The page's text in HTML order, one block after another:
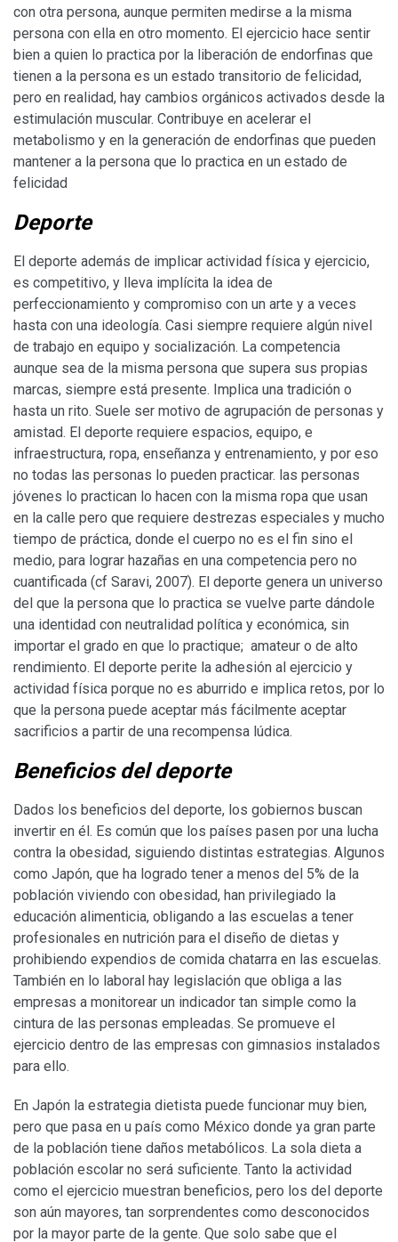
con otra persona, aunque permiten medirse a la misma
persona con ella en otro momento. El ejercicio hace sentir
bien a quien lo practica por la liberación de endorfinas que
tienen a la persona es un estado transitorio de felicidad,
pero en realidad, hay cambios orgánicos activados desde la
estimulación muscular. Contribuye en acelerar el
metabolismo y en la generación de endorfinas que pueden
mantener a la persona que lo practica en un estado de
felicidad
Deporte
El deporte además de implicar actividad física y ejercicio,
es competitivo, y lleva implícita la idea de
perfeccionamiento y compromiso con un arte y a veces
hasta con una ideología. Casi siempre requiere algún nivel
de trabajo en equipo y socialización. La competencia
aunque sea de la misma persona que supera sus propias
marcas, siempre está presente. Implica una tradición o
hasta un rito. Suele ser motivo de agrupación de personas y
amistad. El deporte requiere espacios, equipo, e
infraestructura, ropa, enseñanza y entrenamiento, y por eso
no todas las personas lo pueden practicar. las personas
jóvenes lo practican lo hacen con la misma ropa que usan
en la calle pero que requiere destrezas especiales y mucho
tiempo de práctica, donde el cuerpo no es el fin sino el
medio, para lograr hazañas en una competencia pero no
cuantificada (cf Saravi, 2007). El deporte genera un universo
del que la persona que lo practica se vuelve parte dándole
una identidad con neutralidad política y económica, sin
importar el grado en que lo practique; amateur o de alto
rendimiento. El deporte perite la adhesión al ejercicio y
actividad física porque no es aburrido e implica retos, por lo
que la persona puede aceptar más fácilmente aceptar
sacrificios a partir de una recompensa lúdica.
Beneficios del deporte
Dados los beneficios del deporte, los gobiernos buscan
invertir en él. Es común que los países pasen por una lucha
contra la obesidad, siguiendo distintas estrategias. Algunos
como Japón, que ha logrado tener a menos del 5% de la
población viviendo con obesidad, han privilegiado la
educación alimenticia, obligando a las escuelas a tener
profesionales en nutrición para el diseño de dietas y
prohibiendo expendios de comida chatarra en las escuelas.
También en lo laboral hay legislación que obliga a las
empresas a monitorear un indicador tan simple como la
cintura de las personas empleadas. Se promueve el
ejercicio dentro de las empresas con gimnasios instalados
para ello.
En Japón la estrategia dietista puede funcionar muy bien,
pero que pasa en u país como México donde ya gran parte
de la población tiene daños metabólicos. La sola dieta a
población escolar no será suficiente. Tanto la actividad
como el ejercicio muestran beneficios, pero los del deporte
son aún mayores, tan sorprendentes como desconocidos
por la mayor parte de la gente. Que solo sabe que el